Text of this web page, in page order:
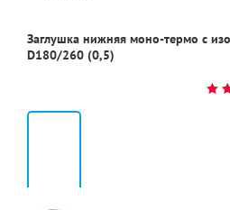
Заглушка нижняя моно-термо с
D180/260 (0,5)